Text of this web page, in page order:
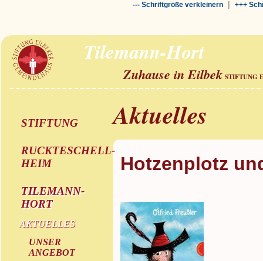
--- Schriftgröße verkleinern| +++
Tilemann-Hort
Zuhause in Eilbek STIFTUNG
STIFTUNG
RUCKTESCHELL-
HEIM
TILEMANN-
HORT
AKTUELLES
UNSER
ANGEBOT
Aktuelles
Hotzenplotz